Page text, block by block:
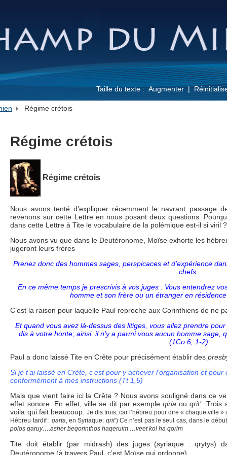
Taille du texte : Augmenter
Régime crétois
Régime crétois
Régime crétois
Nous avons tenté d’expliquer récemment le navrant passage
revenons sur cette Lettre en nous posant deux questions.
dans cette Lettre à Tite le vocabulaire de la polémique est-il si viril ?
Nous avons vu que dans le Deutéronome, Moïse exhorte les
jugeront leurs frères
Prenez donc des hommes sages, perspicaces et d’expérience
chefs.
En ce même temps je prescrivis à vos juges : Vous entendrez
homme et son frère ou un étranger en
C’est la raison pour laquelle Paul reproche aux Corinthiens de ne
Et quand vous avez là-dessus des litiges, vous allez prendre
dis à votre honte; ainsi, il n’y a parmi vous aucun homme sage,
(1Co 6, 1-2)
Paul a donc laissé Tite en Crête pour précisément établir des
Si je t’ai laissé en Crète, c’est pour y achever l’organisation et
conformément à mes instructions (Tt 1,5)
Mais que vient faire ici la Crête ? Nous avons souligné dans ce
effet sonore. En effet, ville se dit par exempleqiria ouqrit’. Trois
voila qui fait beaucoup. Je dis trois, car l’hébreu pour dire « chaque ville
Hébreu tardif : qarta, en Syriaque: qrit’) Ce n’est pas le seul cas, dans le
polos qaruy….asher beqorinthos haqeruim …veet kol ha qorim
Tite doit établir (par midrash) des juges (syriaque : qrytys)
Deutéronome (à travers Paul, c’est Moïse qui ordonne).